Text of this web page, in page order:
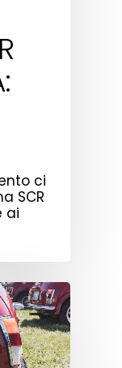
ci
SCR
ai